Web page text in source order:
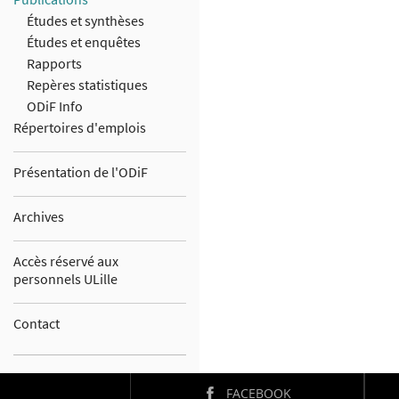
Études et synthèses
Études et enquêtes
Rapports
Repères statistiques
ODiF Info
Répertoires d'emplois
Présentation de l'ODiF
Archives
Accès réservé aux
personnels ULille
Contact
FACEBOOK